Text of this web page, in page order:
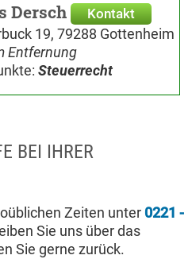
Dersch Kontakt
19, 79288 Gottenheim
Entfernung
Steuerrecht
BEI IHRER
Zeiten unter 0221 -
Sie uns über das
Sie gerne zurück.